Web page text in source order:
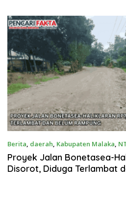
Berita, daerah, Kabupaten Malaka,
Proyek Jalan Bonetasea-
Disorot, Diduga Terlambat